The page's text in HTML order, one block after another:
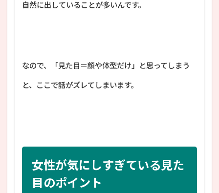
自然に出していることが多いんです。
なので、「見た目＝顔や体型だけ」と思ってしまう
と、ここで話がズレてしまいます。
女性が気にしすぎている見た
目のポイント